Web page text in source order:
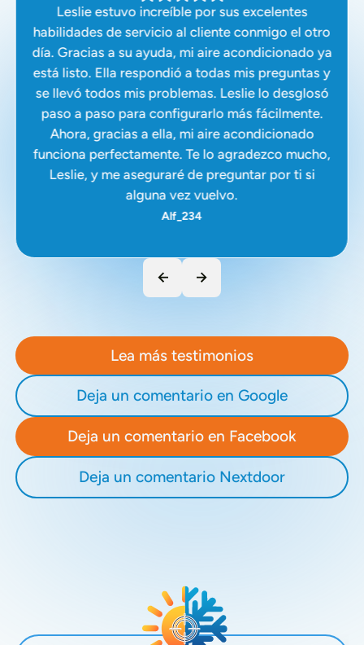
Leslie estuvo increíble por sus excelentes
habilidades de servicio al cliente conmigo el otro
día. Gracias a su ayuda, mi aire acondicionado ya
está listo. Ella respondió a todas mis preguntas y
se llevó todos mis problemas. Leslie lo desglosó
paso a paso para configurarlo más fácilmente.
Ahora, gracias a ella, mi aire acondicionado
funciona perfectamente. Te lo agradezco mucho,
Leslie, y me aseguraré de preguntar por ti si
alguna vez vuelvo.
Alf_234
Lea más testimonios
Deja un comentario en Google
Deja un comentario en Facebook
Deja un comentario Nextdoor